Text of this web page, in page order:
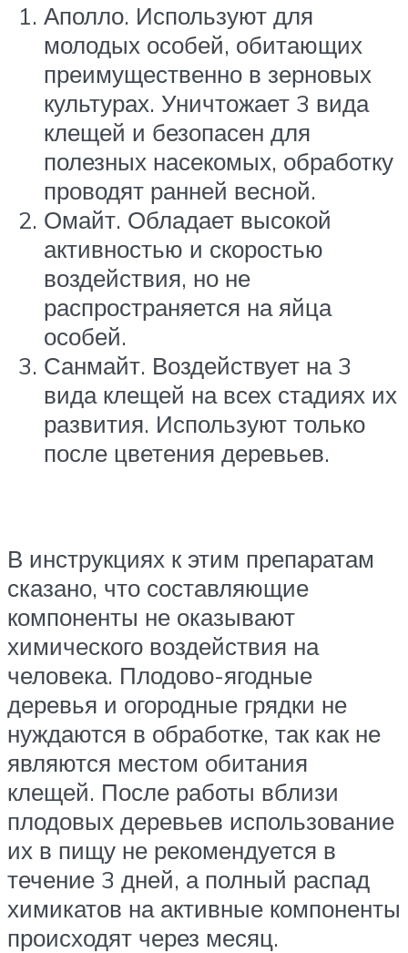
Аполло. Используют для
молодых особей, обитающих
преимущественно в зерновых
культурах. Уничтожает 3 вида
клещей и безопасен для
полезных насекомых, обработку
проводят ранней весной.
Омайт. Обладает высокой
активностью и скоростью
воздействия, но не
распространяется на яйца
особей.
Санмайт. Воздействует на 3
вида клещей на всех стадиях их
развития. Используют только
после цветения деревьев.
В инструкциях к этим препаратам
сказано, что составляющие
компоненты не оказывают
химического воздействия на
человека. Плодово-ягодные
деревья и огородные грядки не
нуждаются в обработке, так как не
являются местом обитания
клещей. После работы вблизи
плодовых деревьев использование
их в пищу не рекомендуется в
течение 3 дней, а полный распад
химикатов на активные компоненты
происходят через месяц.